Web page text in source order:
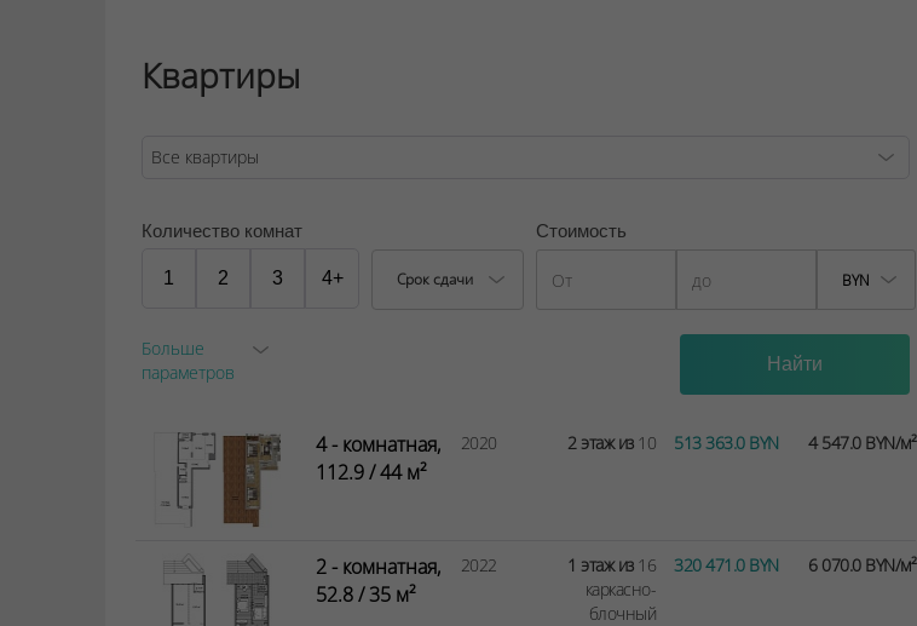
ООО "Твоя столицаконсалт", УНП 190285638, лицензия №02240/129 от 06.09.06г.
Договор на оказание риэлтерских услуг № 3/3 , от 14.02.2022
Квартиры
Количество комнат
1 2 3 4+ Срок сдачи
Стоимость
BYN
Больше
параметров
4 - комнатная,
112.9 / 44 м²
2020 2 этаж из10 513 363.0 BYN 4 547.0 BYN/м²
2 - комнатная,
52.8 / 35 м²
2022 1 этаж из16
каркасно-
блочный
320 471.0 BYN 6 070.0 BYN/м²